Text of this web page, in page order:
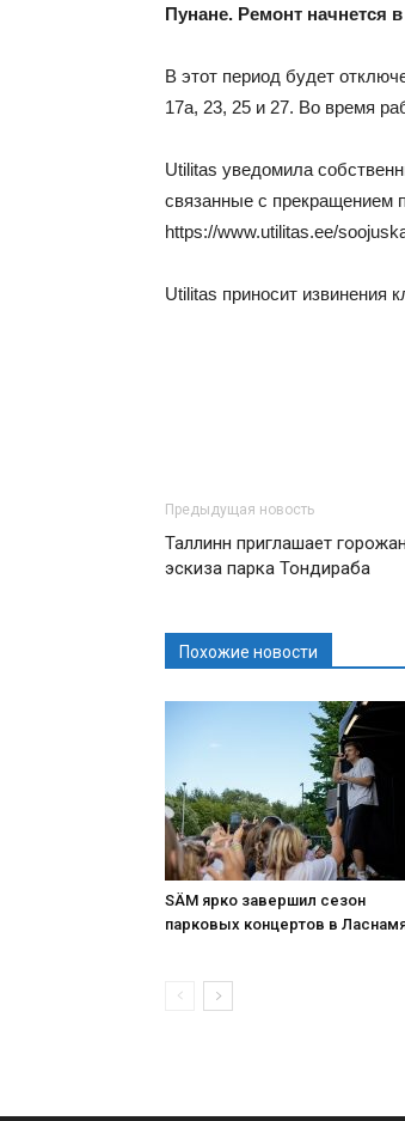
Пунане. Ремонт начнется
В этот период будет
17a, 23, 25 и 27. Во время
Utilitas уведомила
связанные с прекращением
https://www.utilitas.ee/
Utilitas приносит извинения
Предыдущая новость
Таллинн приглашает
эскиза парка Тондираба
Похожие новости
SÄM ярко завершил сезон
парковых концертов в